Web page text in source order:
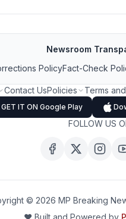
Newsroom
PolicyFact-Check
Contact UsPolicies Terms
GET IT ON Google Play
FOLLOW US
© 2026 MP Breaking
❤️ Built and Powered by